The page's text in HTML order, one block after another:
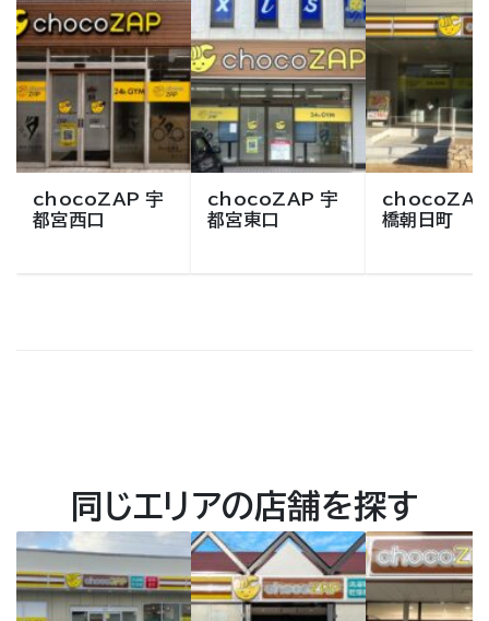
chocoZAP 宇
都宮西口
chocoZAP 宇
都宮東口
chocoZAP
橋朝日町
同じエリアの店舗を探す